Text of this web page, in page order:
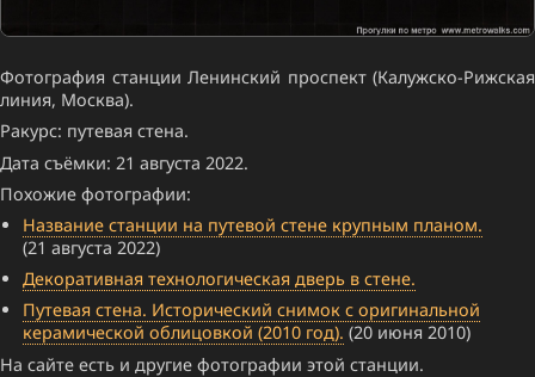
Фотография станции Ленинский проспект (Калужско-Рижская
линия, Москва).
Ракурс: путевая стена.
Дата съёмки: 21 августа 2022.
Похожие фотографии:
Название станции на путевой стене крупным планом.
(21 августа 2022)
Декоративная технологическая дверь в стене.
Путевая стена. Исторический снимок с оригинальной
керамической облицовкой (2010 год). (20 июня 2010)
На сайте есть и другие фотографии этой станции.